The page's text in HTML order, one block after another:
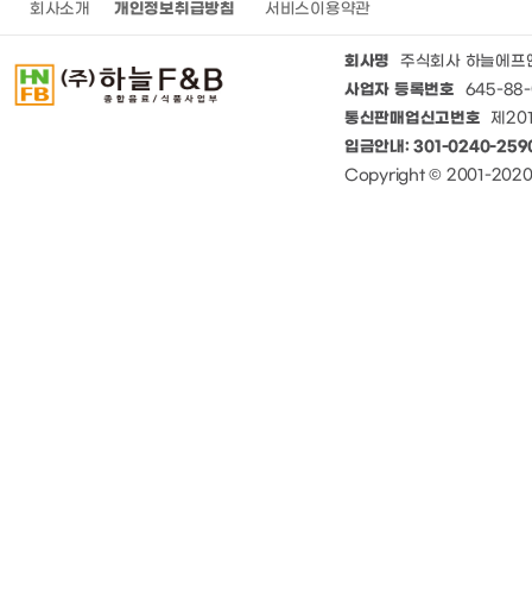
회사소개 개인정보취급방침 서비스이용약관
회사명 주식회사 하늘에프
사업자 등록번호 645-88-
통신판매업신고번호 제
입금안내: 301-0240-
Copyright © 2001-2020